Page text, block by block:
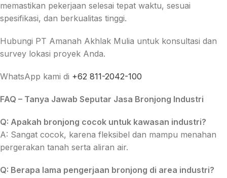
memastikan pekerjaan selesai tepat waktu, sesuai
spesifikasi, dan berkualitas tinggi.
Hubungi PT Amanah Akhlak Mulia untuk konsultasi dan
survey lokasi proyek Anda.
WhatsApp kami di +62 811-2042-100
FAQ – Tanya Jawab Seputar Jasa Bronjong Industri
Q: Apakah bronjong cocok untuk kawasan industri?
A: Sangat cocok, karena fleksibel dan mampu menahan
pergerakan tanah serta aliran air.
Q: Berapa lama pengerjaan bronjong di area industri?